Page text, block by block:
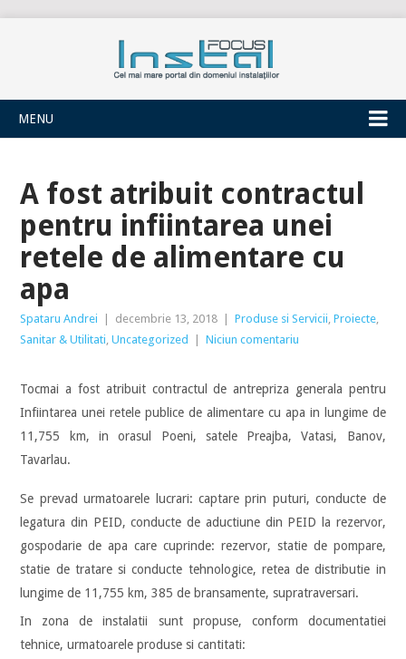
INSTALFOCUS
MENU
A fost atribuit contractul
pentru infiintarea unei
retele de alimentare cu
apa
Spataru Andrei decembrie 13, 2018 Produse si Servicii,Proiecte,
Sanitar & Utilitati,Uncategorized Niciun comentariu
Tocmai a fost atribuit contractul de antrepriza generala pentru
Infiintarea unei retele publice de alimentare cu apa in lungime de
11,755 km, in orasul Poeni, satele Preajba, Vatasi, Banov,
Tavarlau.
Se prevad urmatoarele lucrari: captare prin puturi, conducte de
legatura din PEID, conducte de aductiune din PEID la rezervor,
gospodarie de apa care cuprinde: rezervor, statie de pompare,
statie de tratare si conducte tehnologice, retea de distributie in
lungime de 11,755 km, 385 de bransamente, supratraversari.
In zona de instalatii sunt propuse, conform documentatiei
tehnice, urmatoarele produse si cantitati: